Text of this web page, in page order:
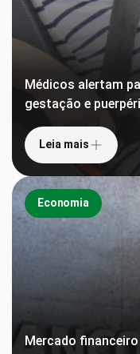
Médicos alertam
gestação e
Leia mais
Economia
Mercado